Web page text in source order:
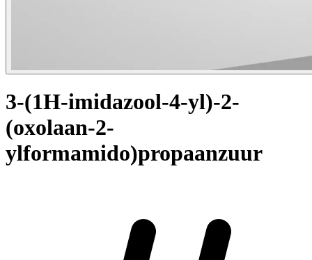
3-(1H-imidazool-4-yl)-2-
(oxolaan-2-
ylformamido)propaanzuur